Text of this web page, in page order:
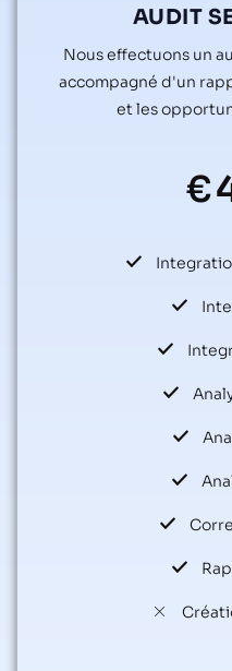
AUDIT
Nous effectuons un
accompagné d'un
et les
€